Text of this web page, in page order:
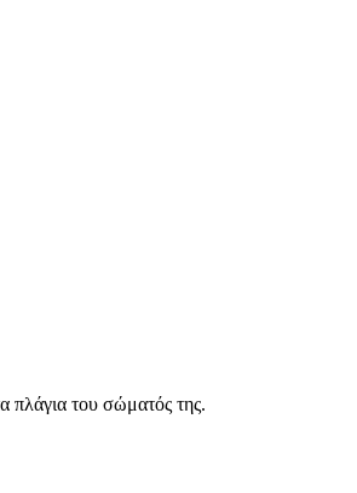
πλάγια του σώματός της.